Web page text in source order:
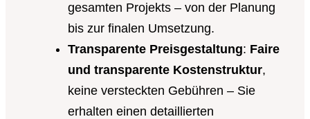
gesamten Projekts – von der Planung
bis zur finalen Umsetzung.
Transparente Preisgestaltung: Faire
und transparente Kostenstruktur,
keine versteckten Gebühren – Sie
erhalten einen detaillierten